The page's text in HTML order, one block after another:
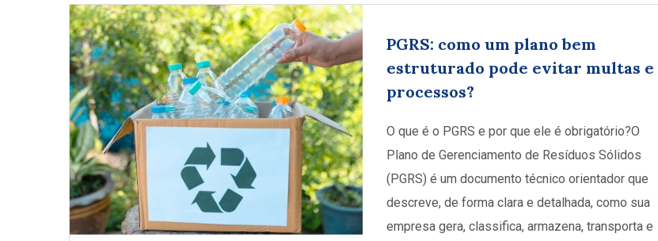
PGRS: como um plano bem
estruturado pode evitar multas e
processos?
O que é o PGRS e por que ele é obrigatório?O
Plano de Gerenciamento de Resíduos Sólidos
(PGRS) é um documento técnico orientador que
descreve, de forma clara e detalhada, como sua
empresa gera, classifica, armazena, transporta e